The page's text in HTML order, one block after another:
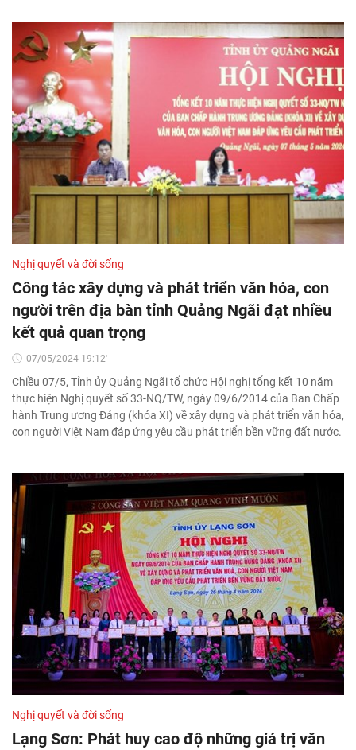
Nghị quyết và đời sống
Công tác xây dựng và phát triển văn hóa, con
người trên địa bàn tỉnh Quảng Ngãi đạt nhiều
kết quả quan trọng
07/05/2024 19:12'
Chiều 07/5, Tỉnh ủy Quảng Ngãi tổ chức Hội nghị tổng kết 10 năm
thực hiện Nghị quyết số 33-NQ/TW, ngày 09/6/2014 của Ban Chấp
hành Trung ương Đảng (khóa XI) về xây dựng và phát triển văn hóa,
con người Việt Nam đáp ứng yêu cầu phát triển bền vững đất nước.
Nghị quyết và đời sống
Lạng Sơn: Phát huy cao độ những giá trị văn